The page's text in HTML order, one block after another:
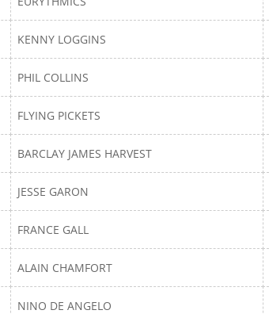
KENNY LOGGINS
PHIL COLLINS
FLYING PICKETS
BARCLAY JAMES HARVEST
JESSE GARON
FRANCE GALL
ALAIN CHAMFORT
NINO DE ANGELO